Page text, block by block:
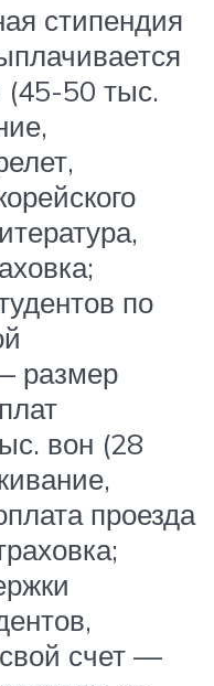
стипендия
50 тыс.
по
размер
вон (28
проезда
счет —